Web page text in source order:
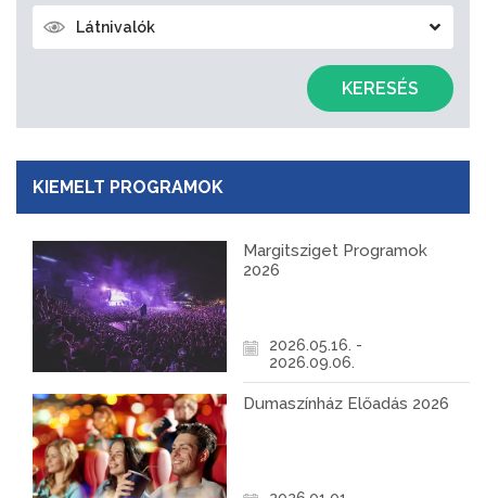
Látnivalók
KERESÉS
KIEMELT PROGRAMOK
Margitsziget Programok
2026
2026.05.16. -
2026.09.06.
Dumaszínház Előadás 2026